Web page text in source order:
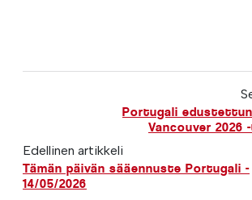
Portugali
Vancouver 2026
Edellinen artikkeli
Tämän päivän sääennuste Portugali -
14/05/2026